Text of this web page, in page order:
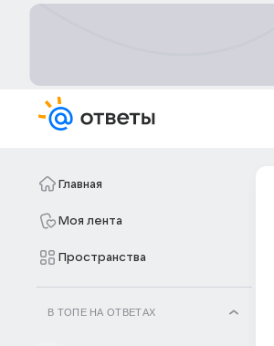
Главная
Моя лента
Пространства
В ТОПЕ НА ОТВЕТАХ